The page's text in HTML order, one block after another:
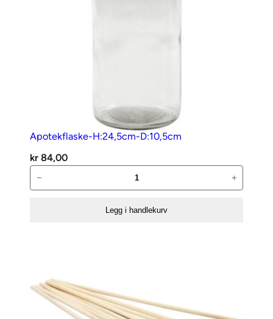
Apotekflaske-H:24,5cm-D:10,5cm
kr 84,00
H:24,5cm-
− +
Legg i handlekurv